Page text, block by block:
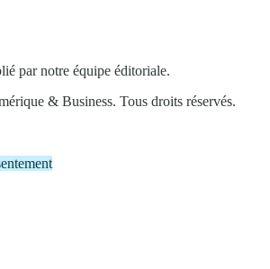
par notre équipe éditoriale.
& Business. Tous droits réservés.